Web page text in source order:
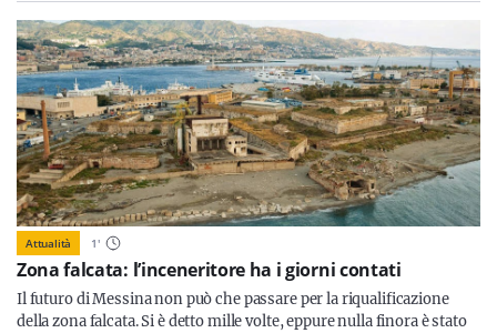
Attualità 1'
Zona falcata: l’inceneritore ha i giorni contati
Il futuro di Messina non può che passare per la riqualificazione
della zona falcata. Si è detto mille volte, eppure nulla finora è stato